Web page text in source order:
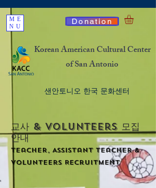
Korean American Cultural Center
of San Antonio
​샌안토니오 한국 문화센터
ME
NU
Donation
교사 & volunteers 모집
안내
​Teacher, Assistant Teacher &
Volunteers Recruitment